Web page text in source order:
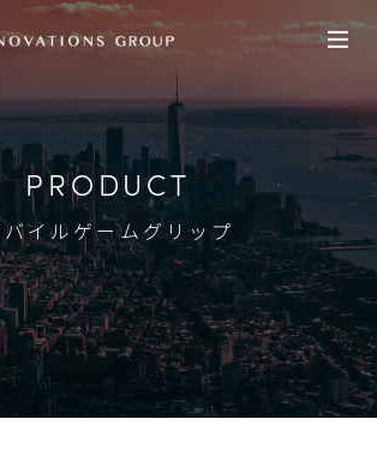
PRODUCT
バイルゲームグリップ